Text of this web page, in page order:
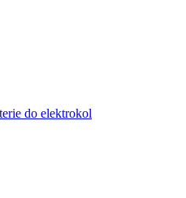
do elektrokol